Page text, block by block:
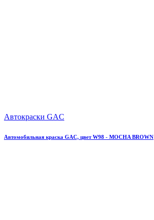
Автокраски GAC
Автомобильная краска GAC, цвет W98 - MOCHA BROWN